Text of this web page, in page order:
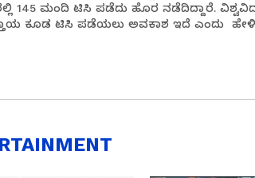
145 ಮಂದಿ ಟಿಸಿ ಪಡೆದು ಹೊರ ನಡೆದಿದ್ದಾರೆ.
ಕೂಡ ಟಿಸಿ ಪಡೆಯಲು ಅವಕಾಶ ಇದೆ ಎಂದು